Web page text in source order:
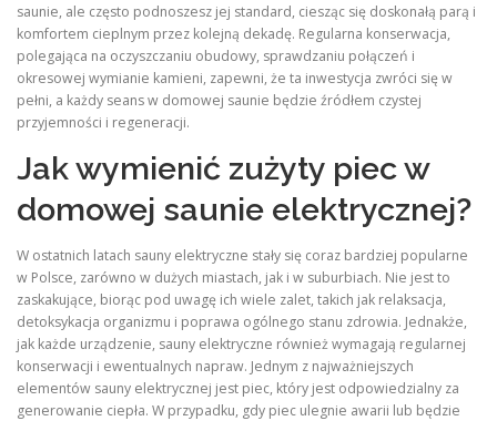
saunie, ale często podnoszesz jej standard, ciesząc się doskonałą parą i
komfortem cieplnym przez kolejną dekadę. Regularna konserwacja,
polegająca na oczyszczaniu obudowy, sprawdzaniu połączeń i
okresowej wymianie kamieni, zapewni, że ta inwestycja zwróci się w
pełni, a każdy seans w domowej saunie będzie źródłem czystej
przyjemności i regeneracji.
Jak wymienić zużyty piec w
domowej saunie elektrycznej?
W ostatnich latach sauny elektryczne stały się coraz bardziej popularne
w Polsce, zarówno w dużych miastach, jak i w suburbiach. Nie jest to
zaskakujące, biorąc pod uwagę ich wiele zalet, takich jak relaksacja,
detoksykacja organizmu i poprawa ogólnego stanu zdrowia. Jednakże,
jak każde urządzenie, sauny elektryczne również wymagają regularnej
konserwacji i ewentualnych napraw. Jednym z najważniejszych
elementów sauny elektrycznej jest piec, który jest odpowiedzialny za
generowanie ciepła. W przypadku, gdy piec ulegnie awarii lub będzie